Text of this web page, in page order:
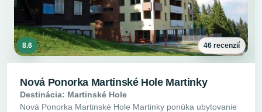
8.6 46 recenzií
Nová Ponorka Martinské Hole Martinky
Destinácia: Martinské Hole
Nová Ponorka Martinské Hole Martinky ponúka ubytovanie